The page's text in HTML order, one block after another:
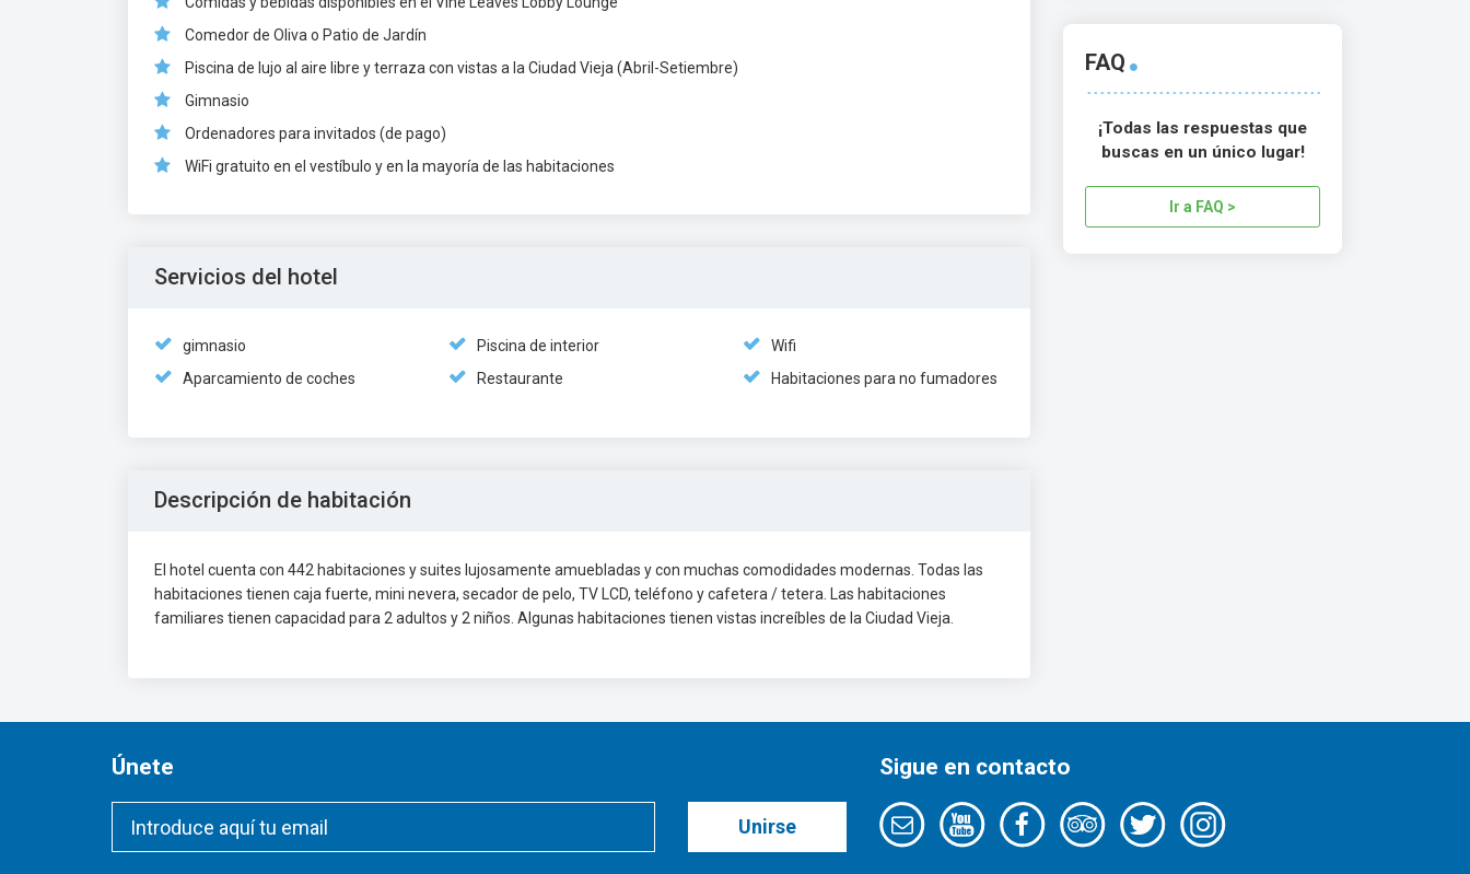
Comedor de Oliva o Patio de Jardín
Piscina de lujo al aire libre y terraza con vistas a la Ciudad Vieja (Abril-Setiembre)
Gimnasio
Ordenadores para invitados (de pago)
WiFi gratuito en el vestíbulo y en la mayoría de las habitaciones
Servicios del hotel
gimnasio Piscina de interior
Wifi
Aparcamiento de coches
Restaurante Habitaciones para no fumadores
Descripción de habitación
El hotel cuenta con 442 habitaciones y suites lujosamente amuebladas y con muchas comodidades modernas. Todas las
habitaciones tienen caja fuerte, mini nevera, secador de pelo, TV LCD, teléfono y cafetera / tetera. Las habitaciones
familiares tienen capacidad para 2 adultos y 2 niños. Algunas habitaciones tienen vistas increíbles de la Ciudad Vieja.
FAQ
¡Todas las respuestas que
buscas en un único lugar!
Ir a FAQ >
Únete
Unirse
Sigue en contacto